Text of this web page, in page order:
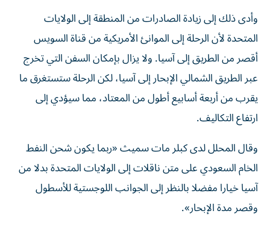
وأدى ذلك إلى زيادة الصادرات من المنطقة إلى الولايات
المتحدة لأن الرحلة إلى الموانئ الأمريكية من قناة السويس
أقصر ‌من الطريق إلى ‌آسيا. ولا يزال بإمكان السفن ⁠التي تخرج
عبر الطريق الشمالي الإبحار إلى آسيا، لكن ‌الرحلة ستستغرق ما
يقرب من أربعة أسابيع أطول من المعتاد، مما سيؤدي إلى
ارتفاع التكاليف.
وقال المحلل لدى ⁠كبلر مات سميث «ربما يكون شحن النفط
الخام السعودي على ​متن ناقلات إلى الولايات المتحدة بدلا من
آسيا خيارا مفضلا بالنظر إلى الجوانب اللوجستية للأسطول
وقصر مدة الإبحار».